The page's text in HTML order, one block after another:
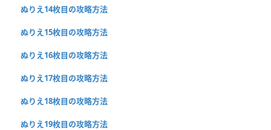
ぬりえ14枚目の攻略方法
ぬりえ15枚目の攻略方法
ぬりえ16枚目の攻略方法
ぬりえ17枚目の攻略方法
ぬりえ18枚目の攻略方法
ぬりえ19枚目の攻略方法